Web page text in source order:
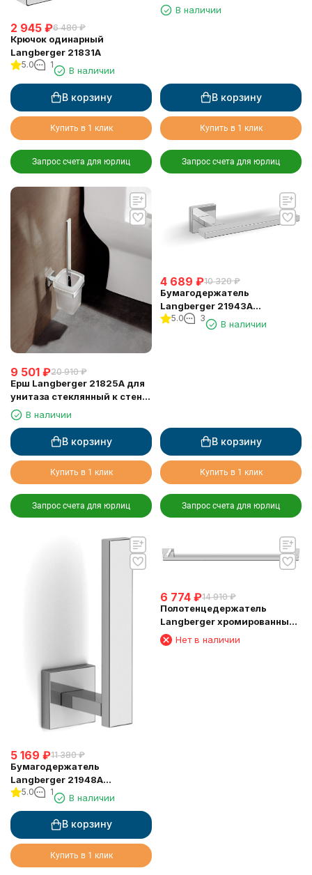
2 945 ₽6 480 ₽
Крючок одинарный
Langberger 21831A
5.0 1
В наличии
В корзину
Купить в 1 клик
Запрос счета для юрлиц
квадратная
В наличии
В корзину
Купить в 1 клик
Запрос счета для юрлиц
9 501 ₽20 910 ₽
Ерш Langberger 21825A для
унитаза стеклянный к стене
квадратный
В наличии
В корзину
Купить в 1 клик
Запрос счета для юрлиц
4 689 ₽10 320 ₽
Бумагодержатель
Langberger 21943A
туалетной бумаги без
крышки квадратный
5.0 3
В наличии
В корзину
Купить в 1 клик
Запрос счета для юрлиц
5 169 ₽11 380 ₽
Бумагодержатель
Langberger 21948A
туалетной бумаги
вертикальный
5.0 1
В наличии
В корзину
Купить в 1 клик
6 774 ₽14 910 ₽
Полотенцедержатель
Langberger хромированный
к стене одинарный 65 см
11801A
Нет в наличии